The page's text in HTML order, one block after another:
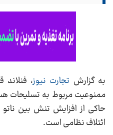
به گزارش تجارت نیوز،
ممنوعیت مربوط به تسلیحات
حاکی از افزایش تنش بین
ائتلاف نظامی است.